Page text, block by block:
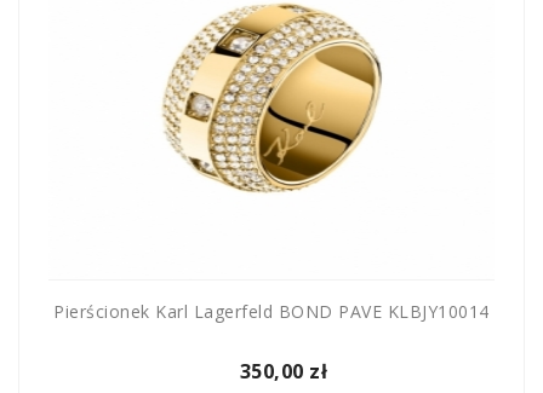
Pierścionek Karl Lagerfeld BOND PAVE KLBJY10014
350,00 zł